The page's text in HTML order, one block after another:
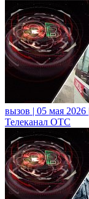
вызов | 05 мая
Телеканал ОТС